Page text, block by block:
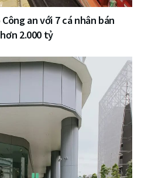
an với 7 cá nhân bán
2.000 tỷ